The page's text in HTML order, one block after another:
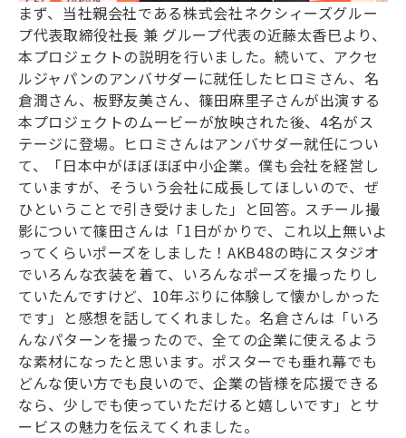
まず、当社親会社である株式会社ネクシィーズグルー
プ代表取締役社長 兼 グループ代表の近藤太香巳より、
本プロジェクトの説明を行いました。続いて、アクセ
ルジャパンのアンバサダーに就任したヒロミさん、名
倉潤さん、板野友美さん、篠田麻里子さんが出演する
本プロジェクトのムービーが放映された後、4名がス
テージに登場。ヒロミさんはアンバサダー就任につい
て、「日本中がほぼほぼ中小企業。僕も会社を経営し
ていますが、そういう会社に成長してほしいので、ぜ
ひということで引き受けました」と回答。スチール撮
影について篠田さんは「1日がかりで、これ以上無いよ
ってくらいポーズをしました！AKB48の時にスタジオ
でいろんな衣装を着て、いろんなポーズを撮ったりし
ていたんですけど、10年ぶりに体験して懐かしかった
です」と感想を話してくれました。名倉さんは「いろ
んなパターンを撮ったので、全ての企業に使えるよう
な素材になったと思います。ポスターでも垂れ幕でも
どんな使い方でも良いので、企業の皆様を応援できる
なら、少しでも使っていただけると嬉しいです」とサ
ービスの魅力を伝えてくれました。